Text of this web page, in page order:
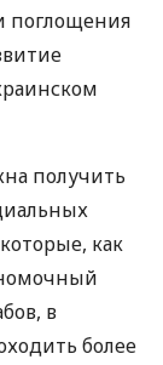
поглощения
получить
как
в
более